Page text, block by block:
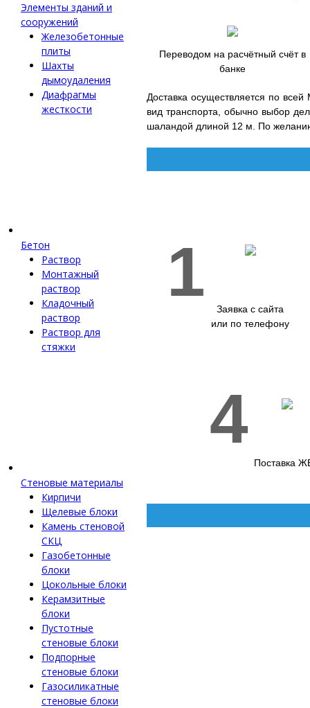
Элементы зданий и
сооружений
Железобетонные
плиты
Шахты
дымоудаления
Диафрагмы
жесткости
Бетон
Раствор
Монтажный
раствор
Кладочный
раствор
Раствор для
стяжки
Стеновые материалы
Кирпичи
Щелевые блоки
Камень стеновой
СКЦ
Газобетонные
блоки
Цокольные блоки
Керамзитные
блоки
Пустотные
стеновые блоки
Подпорные
стеновые блоки
Газосиликатные
стеновые блоки
Переводом на расчётный счёт в
банке
Доставка осуществляется по всей
вид транспорта, обычно выбор
шаландой длиной 12 м. По
1
Заявка с сайта
или по телефону
4
Поставка